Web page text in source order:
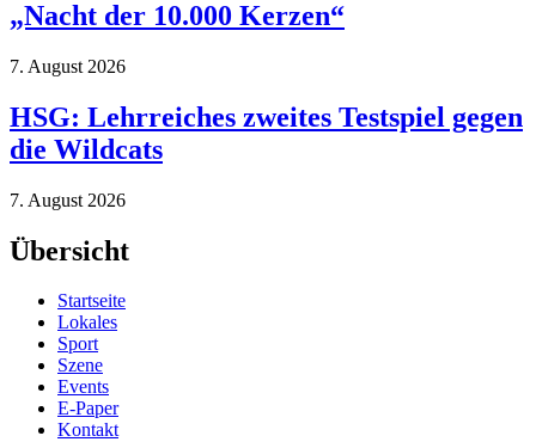
„Nacht der 10.000 Kerzen“
7. August 2026
HSG: Lehrreiches zweites Testspiel gegen
die Wildcats
7. August 2026
Übersicht
Startseite
Lokales
Sport
Szene
Events
E-Paper
Kontakt